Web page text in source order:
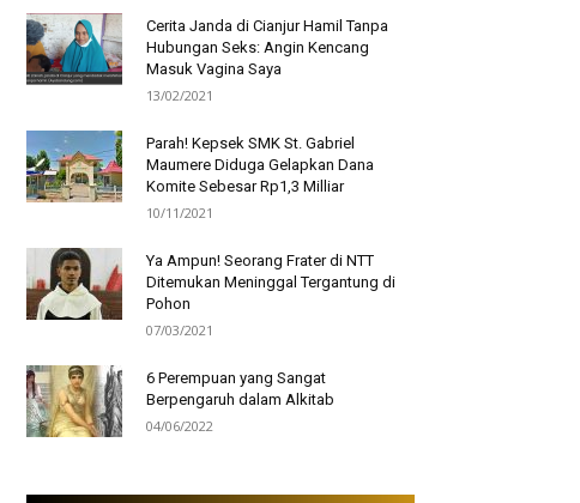
Cerita Janda di Cianjur Hamil Tanpa
Hubungan Seks: Angin Kencang
Masuk Vagina Saya
13/02/2021
Parah! Kepsek SMK St. Gabriel
Maumere Diduga Gelapkan Dana
Komite Sebesar Rp1,3 Milliar
10/11/2021
Ya Ampun! Seorang Frater di NTT
Ditemukan Meninggal Tergantung di
Pohon
07/03/2021
6 Perempuan yang Sangat
Berpengaruh dalam Alkitab
04/06/2022